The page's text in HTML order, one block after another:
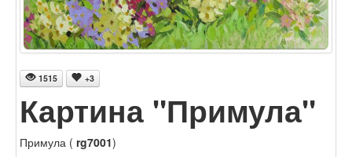
1515 +3
Картина "Примула"
Примула ( rg7001)